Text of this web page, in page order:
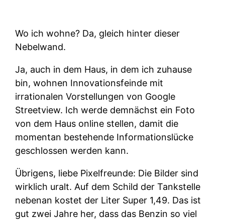
Wo ich wohne? Da, gleich hinter dieser
Nebelwand.
Ja, auch in dem Haus, in dem ich zuhause
bin, wohnen Innovationsfeinde mit
irrationalen Vorstellungen von Google
Streetview. Ich werde demnächst ein Foto
von dem Haus online stellen, damit die
momentan bestehende Informationslücke
geschlossen werden kann.
Übrigens, liebe Pixelfreunde: Die Bilder sind
wirklich uralt. Auf dem Schild der Tankstelle
nebenan kostet der Liter Super 1,49. Das ist
gut zwei Jahre her, dass das Benzin so viel